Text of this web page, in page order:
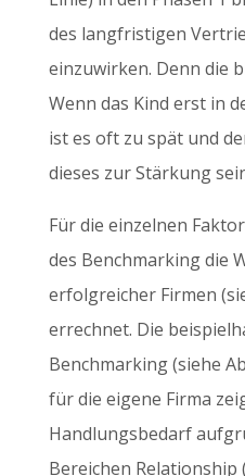
des langfristigen
einzuwirken. Denn die
Wenn das Kind erst in
ist es oft zu spät und
dieses zur Stärkung
Für die einzelnen
des Benchmarking die
erfolgreicher Firmen
errechnet. Die
Benchmarking (siehe
für die eigene Firma
Handlungsbedarf
Bereichen Relationship